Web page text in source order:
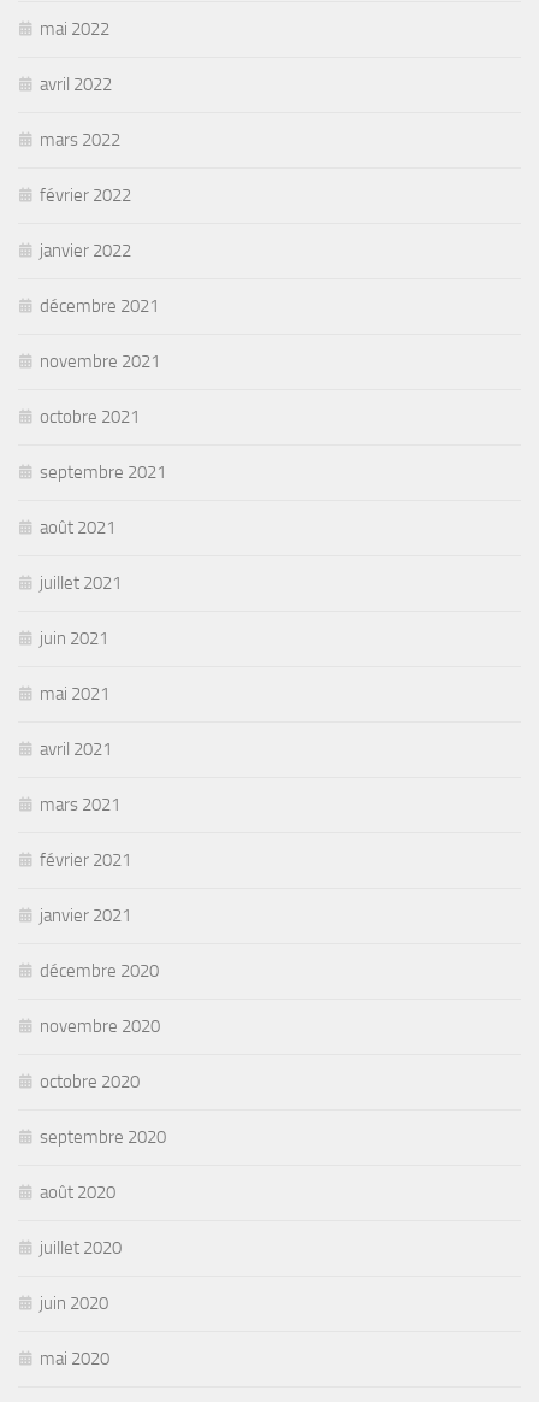
mai 2022
avril 2022
mars 2022
février 2022
janvier 2022
décembre 2021
novembre 2021
octobre 2021
septembre 2021
août 2021
juillet 2021
juin 2021
mai 2021
avril 2021
mars 2021
février 2021
janvier 2021
décembre 2020
novembre 2020
octobre 2020
septembre 2020
août 2020
juillet 2020
juin 2020
mai 2020